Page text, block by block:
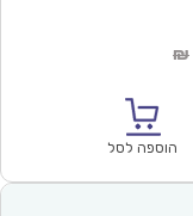
₪
הוספה לסל